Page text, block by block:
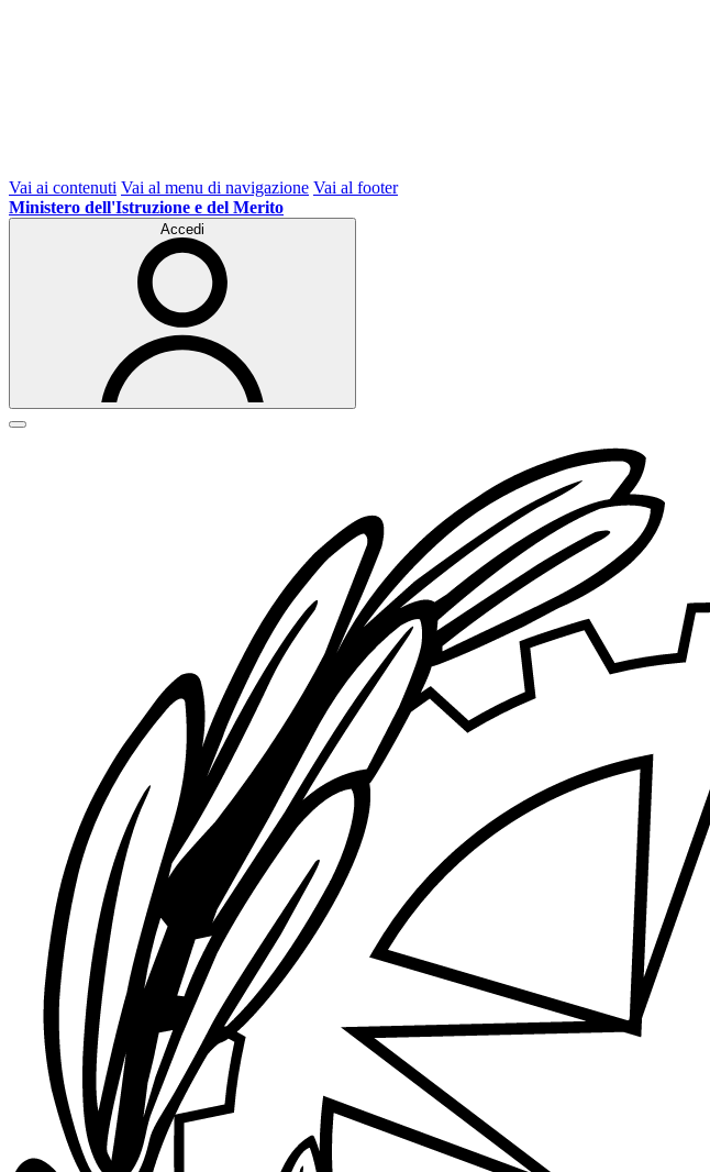
Vai ai contenuti Vai al menu di navigazione Vai al footer
Ministero dell'Istruzione e del Merito
Accedi